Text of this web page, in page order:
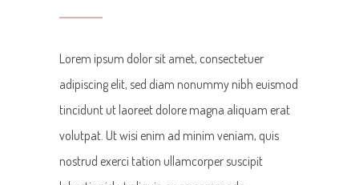
Lorem ipsum dolor sit amet, consectetuer
adipiscing elit, sed diam nonummy nibh euismod
tincidunt ut laoreet dolore magna aliquam erat
volutpat. Ut wisi enim ad minim veniam, quis
nostrud exerci tation ullamcorper suscipit